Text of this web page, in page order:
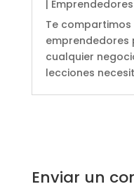
| Emprendedores
Te compartimos
emprendedores
cualquier
lecciones
Enviar un